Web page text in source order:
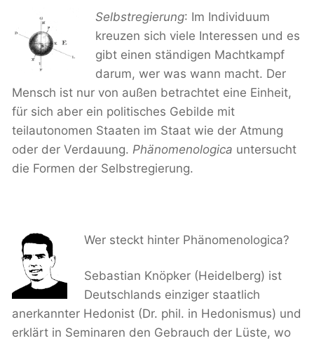
Selbstregierung: Im Individuum
kreuzen sich viele Interessen und es
gibt einen ständigen Machtkampf
darum, wer was wann macht. Der
Mensch ist nur von außen betrachtet eine Einheit,
für sich aber ein politisches Gebilde mit
teilautonomen Staaten im Staat wie der Atmung
oder der Verdauung. Phänomenologica untersucht
die Formen der Selbstregierung.
Wer steckt hinter Phänomenologica?
Sebastian Knöpker (Heidelberg) ist
Deutschlands einziger staatlich
anerkannter Hedonist (Dr. phil. in Hedonismus) und
erklärt in Seminaren den Gebrauch der Lüste, wo